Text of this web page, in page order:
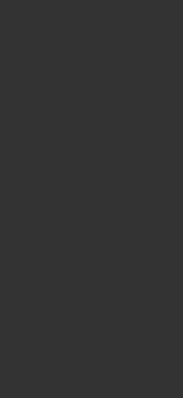
Führerschein
in Waltrop und
für drei